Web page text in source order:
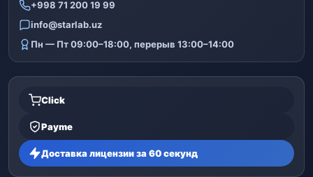
+998 71 200 19 99
info@starlab.uz
Пн — Пт 09:00–18:00, перерыв 13:00–14:00
Click
Payme
Доставка лицензии за 60 секунд